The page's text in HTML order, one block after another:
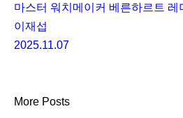
마스터 워치메이커 베른하르트 레
이재섭
2025.11.07
More Posts